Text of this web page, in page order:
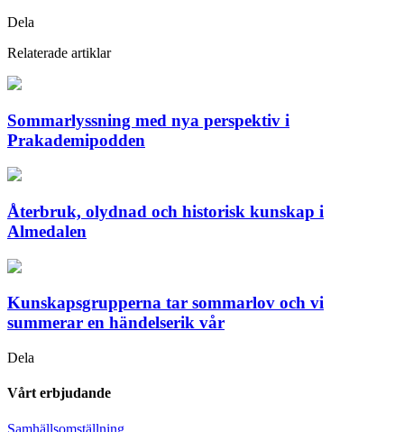
Dela
Relaterade artiklar
Sommarlyssning med nya perspektiv i
Prakademipodden
Återbruk, olydnad och historisk kunskap i
Almedalen
Kunskapsgrupperna tar sommarlov och vi
summerar en händelserik vår
Dela
Vårt erbjudande
Samhällsomställning